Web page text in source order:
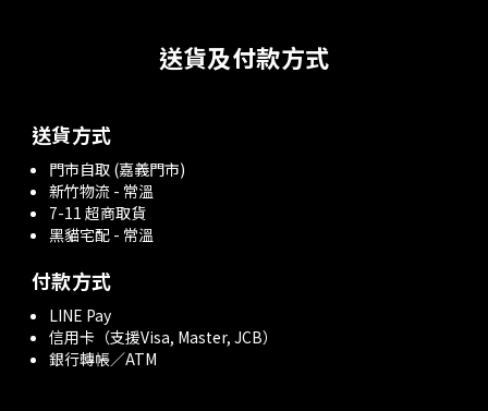
送貨及付款方式
送貨方式
門市自取 (嘉義門市)
新竹物流 - 常溫
7-11 超商取貨
黑貓宅配 - 常溫
付款方式
LINE Pay
信用卡（支援Visa, Master, JCB）
銀行轉帳／ATM